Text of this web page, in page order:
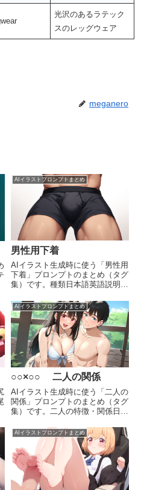
光沢のあるラテック
スのレッグウェア
meganero
AIイラストプロンプトまとめ
男性用下着
AIイラスト生成時に使う「男性用
下着」プロンプトのまとめ（タグ
集）です。種類日本語英語説明男
に設計された下着の総称。様々な
種類と形状がある。ノーパンno
male underwear男性下着ない状...
AIイラストプロンプトまとめ
○○×○○ 二人の関係
AIイラスト生成時に使う「二人の
関係」プロンプトのまとめ（タグ
集）です。二人の特徴・関係日本
関係。同じ両親を持つ女性同士。
兄と妹brother and sister男性と女
性の兄弟関係。同じ両親を持つ
男...
AIイラストプロンプトまとめ